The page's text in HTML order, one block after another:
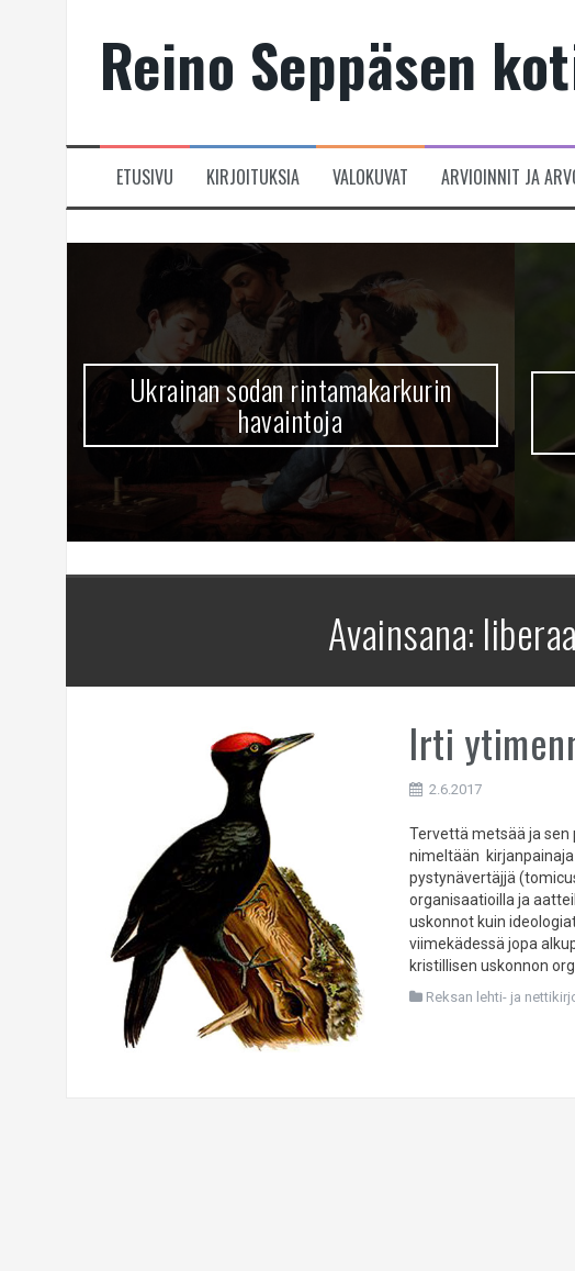
Reino Seppäsen
ETUSIVU KIRJOITUKSIA VALOKUVAT ARVIOINNIT JA
Ukrainan sodan rintamakarkurin
havaintoja
Avainsana:
Irti
2.6.2017
Tervettä metsää ja sen
nimeltään
pystynävertäjjä
organisaatioilla ja
uskonnot kuin
viimekädessä jopa
kristillisen uskonnon
Reksan lehti- ja